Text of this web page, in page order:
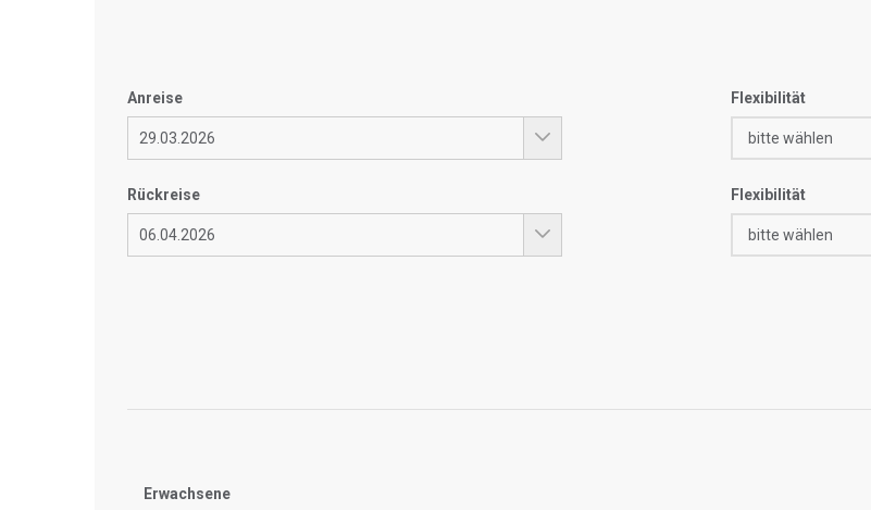
Anreise Flexibilität
Rückreise Flexibilität
Erwachsene